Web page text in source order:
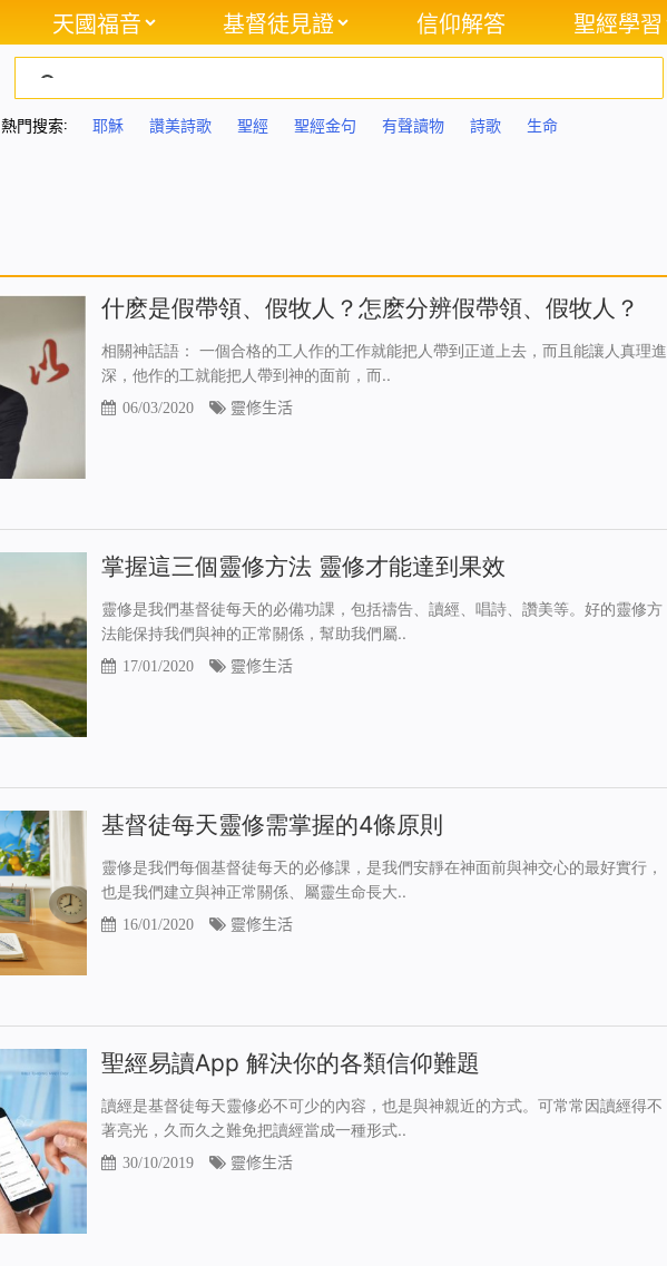
天國福音 基督徒見證 信仰解答 聖經學習
熱門搜索: 耶穌 讚美詩歌 聖經 聖經金句 有聲讀物 詩歌 生命
什麽是假帶領、假牧人？怎麽分辨假帶領、假牧人？
相關神話語： 一個合格的工人作的工作就能把人帶到正道上去，而且能讓人真理進
深，他作的工就能把人帶到神的面前，而..
06/03/2020 靈修生活
掌握這三個靈修方法 靈修才能達到果效
靈修是我們基督徒每天的必備功課，包括禱告、讀經、唱詩、讚美等。好的靈修方
法能保持我們與神的正常關係，幫助我們屬..
17/01/2020 靈修生活
基督徒每天靈修需掌握的4條原則
靈修是我們每個基督徒每天的必修課，是我們安靜在神面前與神交心的最好實行，
也是我們建立與神正常關係、屬靈生命長大..
16/01/2020 靈修生活
聖經易讀App 解決你的各類信仰難題
讀經是基督徒每天靈修必不可少的內容，也是與神親近的方式。可常常因讀經得不
著亮光，久而久之難免把讀經當成一種形式..
30/10/2019 靈修生活